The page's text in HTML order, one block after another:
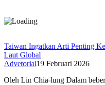
Taiwan Ingatkan Arti Penting
Laut Global
Advetorial19 Februari 2026
Oleh Lin Chia-lung Dalam